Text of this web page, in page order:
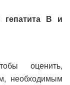
гепатита В и
оценить,
необходимым